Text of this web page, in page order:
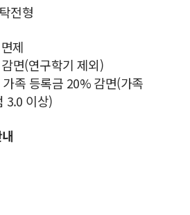
전형
제
면(연구학기 제외)
족 등록금 20% 감면(가족
3.0 이상)